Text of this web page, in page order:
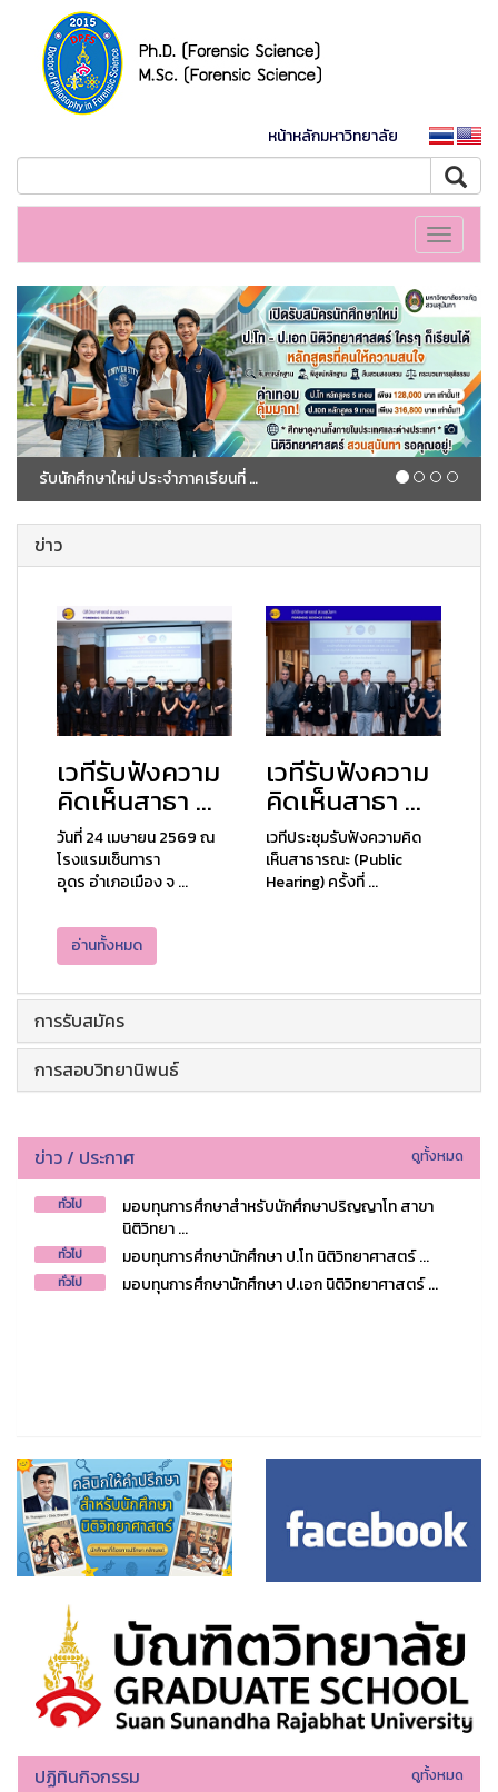
หน้าหลักมหาวิทยาลัย
Toggle
รับนักศึกษาใหม่ ประจำภาคเรียนที่ 1/2569
ข่าว
เวทีรับฟังความ
คิดเห็นสาธา ...
วันที่ 24 เมษายน 2569 ณ
โรงแรมเซ็นทารา
อุดร อำเภอเมือง จ ...
เวทีรับฟังความ
คิดเห็นสาธา ...
เวทีประชุมรับฟังความคิด
เห็นสาธารณะ (Public
Hearing) ครั้งที่ ...
อ่านทั้งหมด
การรับสมัคร
การสอบวิทยานิพนธ์
ข่าว / ประกาศ ดูทั้งหมด
ทั่วไป
มอบทุนการศึกษาสำหรับนักศึกษาปริญญาโท สาขา
นิติวิทยา ...
ทั่วไป มอบทุนการศึกษานักศึกษา ป.โท นิติวิทยาศาสตร์ ...
ทั่วไป มอบทุนการศึกษานักศึกษา ป.เอก นิติวิทยาศาสตร์ ...
ปฏิทินกิจกรรม ดูทั้งหมด